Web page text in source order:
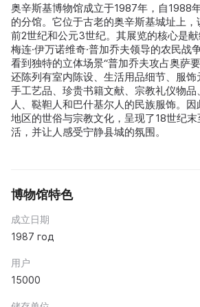
奥辛斯基博物馆成立于1987年，自1988
的分馆。它位于古老的奥辛斯基城址上
前2世纪和公元3世纪。其展览的核心是
梅连·伊万诺维奇·普加乔夫领导的农民战
看到独特的立体场景“普加乔夫攻占奥萨
还陈列有室内陈设、生活用品细节、服
手工艺品、珍贵书籍文献、宗教礼仪物
人、鞑靼人和巴什基尔人的民族服饰。
地区的世俗与宗教文化，呈现了18世纪
活，并让人感受宁静县城的氛围。
博物馆特色
成立日期
1987 год
用户
15000